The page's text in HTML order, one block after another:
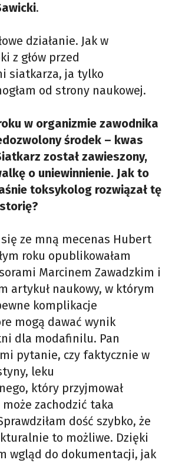
.
działanie. Jak w
z głów przed
siatkarza, ja tylko
od strony naukowej.
w organizmie zawodnika
środek – kwas
został zawieszony,
o uniewinnienie. Jak to
toksykolog rozwiązał tę
ze mną mecenas Hubert
roku opublikowałam
Marcinem Zawadzkim i
artykuł naukowy, w którym
komplikacje
mogą dawać wynik
dla modafinilu. Pan
pytanie, czy faktycznie w
leku
który przyjmował
może zachodzić taka
dość szybko, że
to możliwe. Dzięki
wgląd do dokumentacji, jak